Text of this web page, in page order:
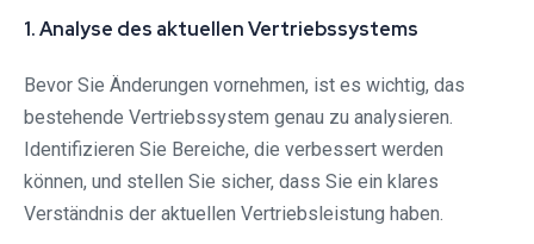
1. Analyse des aktuellen Vertriebssystems
Bevor Sie Änderungen vornehmen, ist es wichtig, das
bestehende Vertriebssystem genau zu analysieren.
Identifizieren Sie Bereiche, die verbessert werden
können, und stellen Sie sicher, dass Sie ein klares
Verständnis der aktuellen Vertriebsleistung haben.